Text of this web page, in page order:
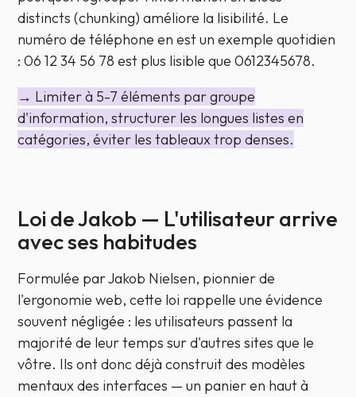
distincts (chunking) améliore la lisibilité. Le
numéro de téléphone en est un exemple quotidien
: 06 12 34 56 78 est plus lisible que 0612345678.
→ Limiter à 5-7 éléments par groupe
d'information, structurer les longues listes en
catégories, éviter les tableaux trop denses.
Loi de Jakob — L'utilisateur arrive
avec ses habitudes
Formulée par Jakob Nielsen, pionnier de
l'ergonomie web, cette loi rappelle une évidence
souvent négligée : les utilisateurs passent la
majorité de leur tempssur d'autres sites que le
vôtre. Ils ont donc déjà construit des modèles
mentaux des interfaces — un panier en haut à